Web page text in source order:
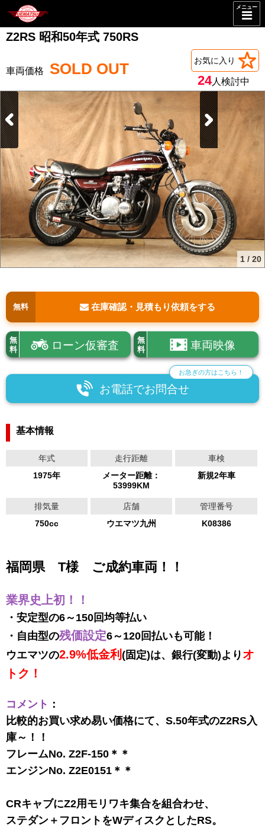
メニュー
Z2RS 昭和50年式 750RS
SOLD OUT お気に入り
24人検討中
1 / 20
無料 在庫確認・見積もり依頼をする
無
料
ローン仮審査
無
料
車両映像
お電話でお問合せ
お急ぎの方はこちら！
基本情報
年式
1975年
走行距離
メーター距離：
53999KM
車検
新規2年車
排気量
750cc
店舗
ウエマツ九州
管理番号
K08386
福岡県 T様 ご成約車両！！
業界史上初！！
・安定型の6～150回均等払い
・自由型の残価設定6～120回払いも可能！
ウエマツの2.9%低金利 (固定)は、 銀行(変動)より オ
トク！
コメント ：
比較的お買い求め易い価格にて、S.50年式のZ2RS入
庫～！！
フレームNo. Z2F-150＊＊
エンジンNo. Z2E0151＊＊
CRキャブにZ2用モリワキ集合を組合わせ、
ステダン＋フロントをWディスクとしたRS。